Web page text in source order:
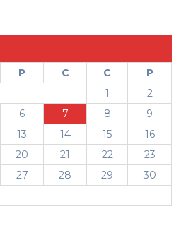
P C C
P
1
2
6 7 8
9
13 14 15
16
20 21 22
23
27 28 29
30